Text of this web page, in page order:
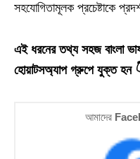
সহযোগিতামূলক প্রচেষ্টাকে
এই ধরনের তথ্য সহজ বাংলা
হোয়াটসঅ্যাপ গ্রুপে যুক্ত হন
আমাদের